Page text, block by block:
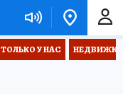
ТОЛЬКО У НАС НЕДВИЖКА